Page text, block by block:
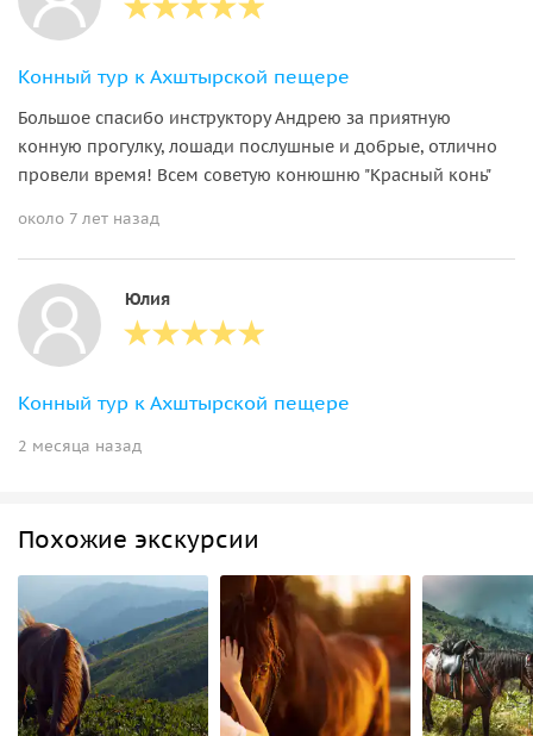
Конный тур к Ахштырской пещере
Большое спасибо инструктору Андрею за приятную
конную прогулку, лошади послушные и добрые, отлично
провели время! Всем советую конюшню "Красный конь"
около 7 лет назад
Юлия
Конный тур к Ахштырской пещере
2 месяца назад
Похожие экскурсии